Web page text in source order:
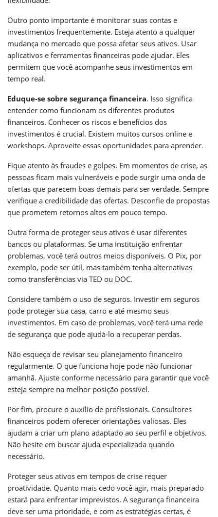
Outro ponto importante é monitorar suas contas e
investimentos frequentemente. Esteja atento a qualquer
mudança no mercado que possa afetar seus ativos. Usar
aplicativos e ferramentas financeiras pode ajudar. Eles
permitem que você acompanhe seus investimentos em
tempo real.
Eduque-se sobre segurança financeira. Isso significa
entender como funcionam os diferentes produtos
financeiros. Conhecer os riscos e benefícios dos
investimentos é crucial. Existem muitos cursos online e
workshops. Aproveite essas oportunidades para aprender.
Fique atento às fraudes e golpes. Em momentos de crise, as
pessoas ficam mais vulneráveis e pode surgir uma onda de
ofertas que parecem boas demais para ser verdade. Sempre
verifique a credibilidade das ofertas. Desconfie de propostas
que prometem retornos altos em pouco tempo.
Outra forma de proteger seus ativos é usar diferentes
bancos ou plataformas. Se uma instituição enfrentar
problemas, você terá outros meios disponíveis. O Pix, por
exemplo, pode ser útil, mas também tenha alternativas
como transferências via TED ou DOC.
Considere também o uso de seguros. Investir em seguros
pode proteger sua casa, carro e até mesmo seus
investimentos. Em caso de problemas, você terá uma rede
de segurança que pode ajudá-lo a recuperar perdas.
Não esqueça de revisar seu planejamento financeiro
regularmente. O que funciona hoje pode não funcionar
amanhã. Ajuste conforme necessário para garantir que você
esteja sempre na melhor posição possível.
Por fim, procure o auxílio de profissionais. Consultores
financeiros podem oferecer orientações valiosas. Eles
ajudam a criar um plano adaptado ao seu perfil e objetivos.
Não hesite em buscar ajuda especializada quando
necessário.
Proteger seus ativos em tempos de crise requer
proatividade. Quanto mais cedo você agir, mais preparado
estará para enfrentar imprevistos. A segurança financeira
deve ser uma prioridade, e com as estratégias certas, é